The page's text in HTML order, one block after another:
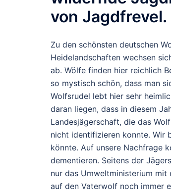
von Jagdfrevel.
Zu den schönsten deutschen
Heidelandschaften wechsen
ab. Wölfe finden hier reichlich
so mystisch schön, dass man
Wolfsrudel lebt hier sehr
daran liegen, dass in diesem
Landesjägerschaft, die das
nicht identifizieren konnte. Wir
könnte. Auf unsere Nachfrage
dementieren. Seitens der
nur das Umweltministerium
auf den Vaterwolf noch immer